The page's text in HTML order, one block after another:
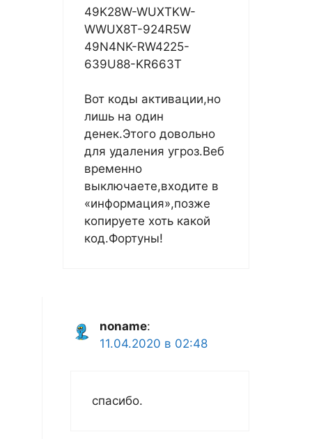
49K28W-WUXTKW-
WWUX8T-924R5W
49N4NK-RW4225-
639U88-KR663T
Вот коды активации,но
лишь на один
денек.Этого довольно
для удаления угроз.Веб
временно
выключаете,входите в
«информация»,позже
копируете хоть какой
код.Фортуны!
noname:
11.04.2020 в 02:48
спасибо.